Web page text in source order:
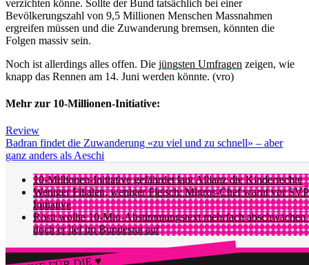
verzichten könne. Sollte der Bund tatsächlich bei einer
Bevölkerungszahl von 9,5 Millionen Menschen Massnahmen
ergreifen müssen und die Zuwanderung bremsen, könnten die
Folgen massiv sein.
Noch ist allerdings alles offen. Die jüngsten Umfragen zeigen, wie
knapp das Rennen am 14. Juni werden könnte. (vro)
Mehr zur 10-Millionen-Initiative:
Review
Badran findet die Zuwanderung «zu viel und zu schnell» – aber
ganz anders als Aeschi
10-Millionen-Initiative gefährdet laut Allianz die Kinderrechte
Weniger Filialen, weniger Fleisch: Migros-Chef warnt vor
Initiative
Rösti wollte 10-Mio-Abstimmungstext mehrfach abschwächen
doch er lief im Bundesrat auf